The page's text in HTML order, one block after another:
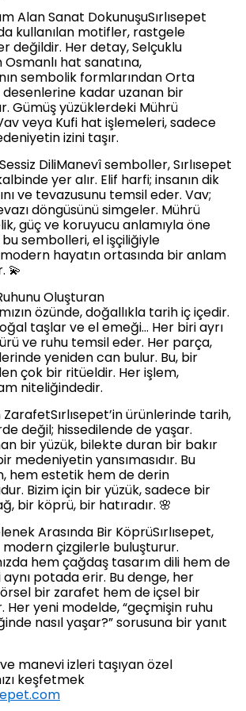
Alan Sanat DokunuşuSırlısepet
kullanılan motifler, rastgele
değildir. Her detay, Selçuklu
hat sanatına,
sembolik formlarından Orta
desenlerine kadar uzanan bir
Gümüş yüzüklerdeki Mührü
veya Kufi hat işlemeleri, sadece
izini taşır.
DiliManevî semboller, Sırlısepet
yer alır. Elif harfi; insanın dik
ve tevazusunu temsil eder. Vav;
döngüsünü simgeler. Mührü
güç ve koruyucu anlamıyla öne
bu sembolleri, el işçiliğiyle
hayatın ortasında bir anlam
💫
Oluşturan
özünde, doğallıkla tarih iç içedir.
taşlar ve el emeği… Her biri ayrı
ve ruhu temsil eder. Her parça,
yeniden can bulur. Bu, bir
çok bir ritüeldir. Her işlem,
niteliğindedir.
ZarafetSırlısepet’in ürünlerinde tarih,
değil; hissedilende de yaşar.
bir yüzük, bilekte duran bir bakır
medeniyetin yansımasıdır. Bu
hem estetik hem de derin
Bizim için bir yüzük, sadece bir
bir köprü, bir hatıradır. 🌸
Arasında Bir KöprüSırlısepet,
çizgilerle buluşturur.
hem çağdaş tasarım dili hem de
potada erir. Bu denge, her
bir zarafet hem de içsel bir
Her yeni modelde, “geçmişin ruhu
nasıl yaşar?” sorusuna bir yanıt
manevi izleri taşıyan özel
keşfetmek